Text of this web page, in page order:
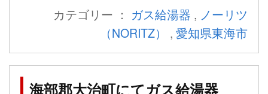
カテゴリー ： ガス給湯器 , ノーリツ
（NORITZ）
, 愛知県東海市
海部郡大治町にてガス給湯器